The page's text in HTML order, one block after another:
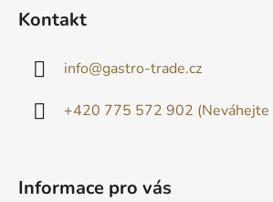
Kontakt
info@gastro-trade.cz
+420 775 572 902 (Neváhejte
Informace pro vás